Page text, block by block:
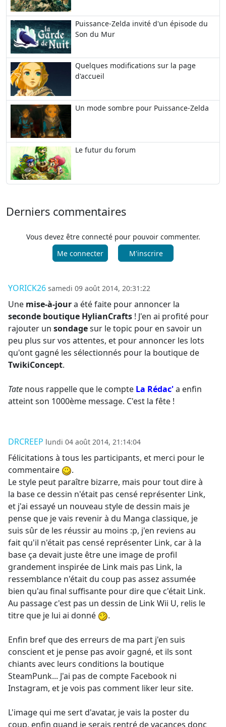
Puissance-Zelda invité d'un épisode du
Son du Mur
Quelques modifications sur la page
d'accueil
Un mode sombre pour Puissance-Zelda
Le futur du forum
Derniers commentaires
Vous devez être connecté pour pouvoir commenter.
Me connecter
M'inscrire
YORICK26 samedi 09 août 2014, 20:31:22
Une mise-à-joura été faite pour annoncer la
seconde boutique HylianCrafts ! J'en ai profité pour
rajouter un sondagesur le topic pour en savoir un
peu plus sur vos attentes, et pour annoncer les lots
qu'ont gagné les sélectionnés pour la boutique de
TwikiConcept.
Tate nous rappelle que le compte La Rédac'a enfin
atteint son 1000ème message. C'est la fête !
DRCREEP lundi 04 août 2014, 21:14:04
Félicitations à tous les participants, et merci pour le
commentaire
.
Le style peut paraître bizarre, mais pour tout dire à
la base ce dessin n'était pas censé représenter Link,
et j'ai essayé un nouveau style de dessin mais je
pense que je vais revenir à du Manga classique, je
suis sûr de les réussir au moins :p, j'en reviens au
fait qu'il n'était pas censé représenter Link, car à la
base ça devait juste être une image de profil
grandement inspirée de Link mais pas Link, la
ressemblance n'était du coup pas assez assumée
bien qu'au final suffisante pour dire que c'était Link.
Au passage c'est pas un dessin de Link Wii U, relis le
titre que je lui ai donné
.
Enfin bref que des erreurs de ma part j'en suis
conscient et je pense pas avoir gagné, et ils sont
chiants avec leurs conditions la boutique
SteamPunk... J'ai pas de compte Facebook ni
Instagram, et je vois pas comment liker leur site.
L'image qui me sert d'avatar, je vais la poster du
coup, enfin quand je serais rentré de vacances donc